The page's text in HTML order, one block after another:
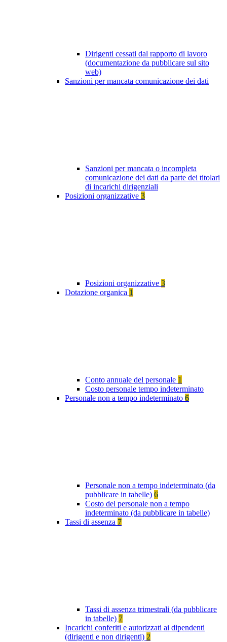
Dirigenti cessati dal rapporto di lavoro
(documentazione da pubblicare sul sito
web)
Sanzioni per mancata comunicazione dei dati
Sanzioni per mancata o incompleta
comunicazione dei dati da parte dei titolari
di incarichi dirigenziali
Posizioni organizzative 3
Posizioni organizzative 3
Dotazione organica 1
Conto annuale del personale 1
Costo personale tempo indeterminato
Personale non a tempo indeterminato 6
Personale non a tempo indeterminato (da
pubblicare in tabelle) 6
Costo del personale non a tempo
indeterminato (da pubblicare in tabelle)
Tassi di assenza 7
Tassi di assenza trimestrali (da pubblicare
in tabelle) 7
Incarichi conferiti e autorizzati ai dipendenti
(dirigenti e non dirigenti) 2